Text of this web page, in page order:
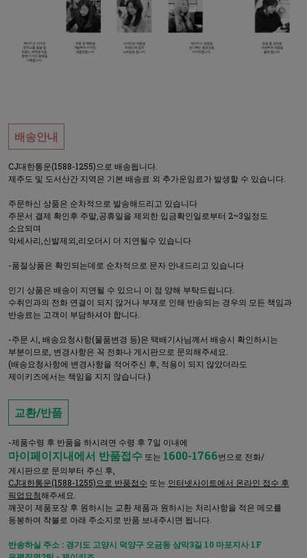
배송안내
CJ대한통운(1588-1255)으로 배송됩니다.
제주도 및 도서산간 지역은 기본 배송료 외 추가운임료가 발생할 수 있습니다.
주문하신 상품은 순차적으로 발송해드리고 있습니다
주문서 결제 확인후 주말,공휴일을 제외한 입금확인일로부터 2~3일정도
소요되며
악세사리,신발제외,리오더시 더 지연될수 있습니다
-품절상품은 확인되는데로 순차적으로 문자 안내드리고 있습니다
인기 상품은 배송이 지연될 수 있으니 이 점 양해 부탁드립니다.
수취인과의 전화 연결이 되지 않거나 부재로 인해 반송되는 경우의 모든 책임과
반송료는 고객이 부담하셔야 합니다.
-주문 시, 배송요청사항(물품변경 등)은 택배기사님께서 배송시 확인하시는
부분이므로, 변경사항은 꼭 전화나 게시판으로 문의해주세요.
(배송요청사항에 변경사항을 적어주신 후, 적용이 되지 않았더라도
제이키즈에서는 책임을 지지 않습니다.)
교환/반품
-제품수령 후 반품을 하시려면 수령 후 7일 이내에
마이페이지내에서 반품접수 또는 1600-1766번으로 전화/
게시판으로 문의부터 주신 후,
CJ대한통운(1588-1255)으로 반품접수 또는 인터넷사이트에서 온라인 접수 후
픽업요청해주세요.
깨끗이 제품포장 후 원하시는 교환 제품과 원하시는 처리사항을 적은 메모를
동봉하여 착불로 아래 주소지로 반품 보내주시면 됩니다.
반송하실 주소 : 경기도 고양시 덕양구 오금동 삼막3길 10 마포지사 1F